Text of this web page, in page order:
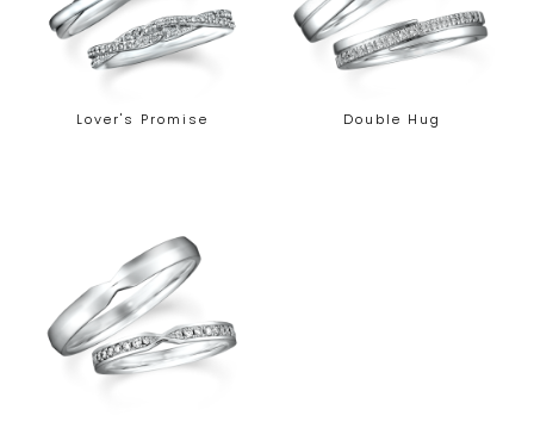
Lover's Promise Double Hug